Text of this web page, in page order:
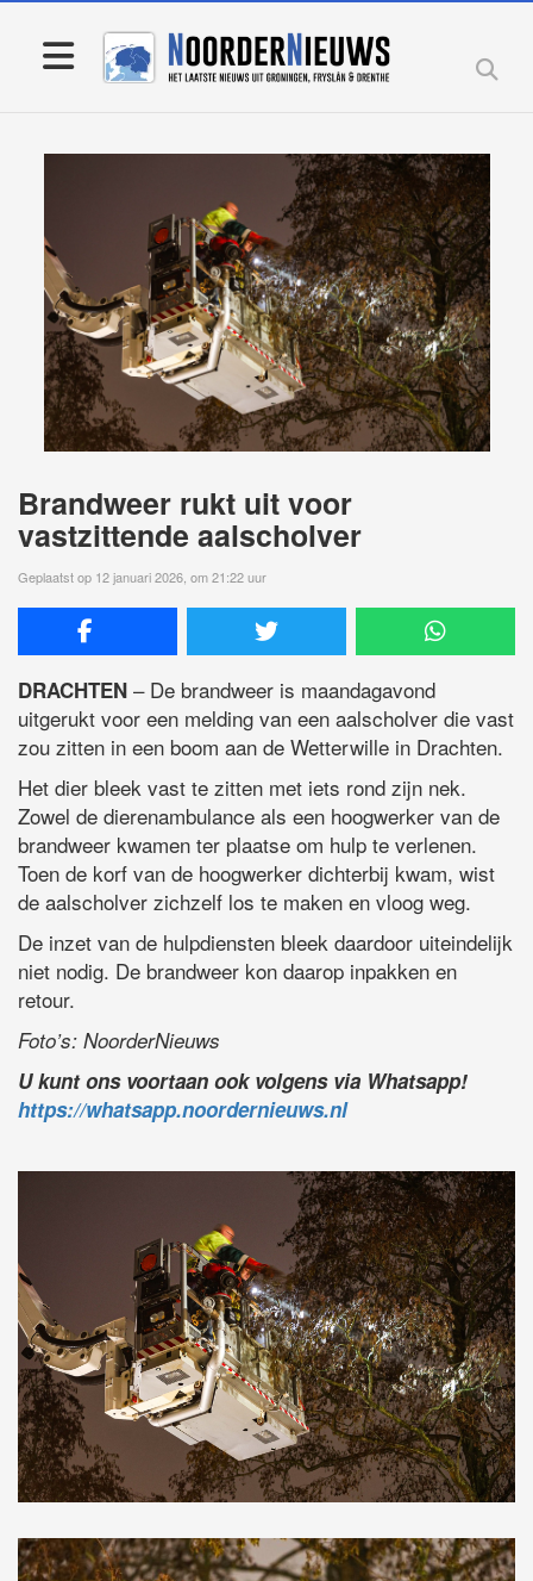
Brandweer rukt uit voor
vastzittende aalscholver
Geplaatst op 12 januari 2026, om 21:22 uur
DRACHTEN – De brandweer is maandagavond
uitgerukt voor een melding van een aalscholver die vast
zou zitten in een boom aan de Wetterwille in Drachten.
Het dier bleek vast te zitten met iets rond zijn nek.
Zowel de dierenambulance als een hoogwerker van de
brandweer kwamen ter plaatse om hulp te verlenen.
Toen de korf van de hoogwerker dichterbij kwam, wist
de aalscholver zichzelf los te maken en vloog weg.
De inzet van de hulpdiensten bleek daardoor uiteindelijk
niet nodig. De brandweer kon daarop inpakken en
retour.
Foto’s: NoorderNieuws
U kunt ons voortaan ook volgens via Whatsapp!
https://whatsapp.noordernieuws.nl